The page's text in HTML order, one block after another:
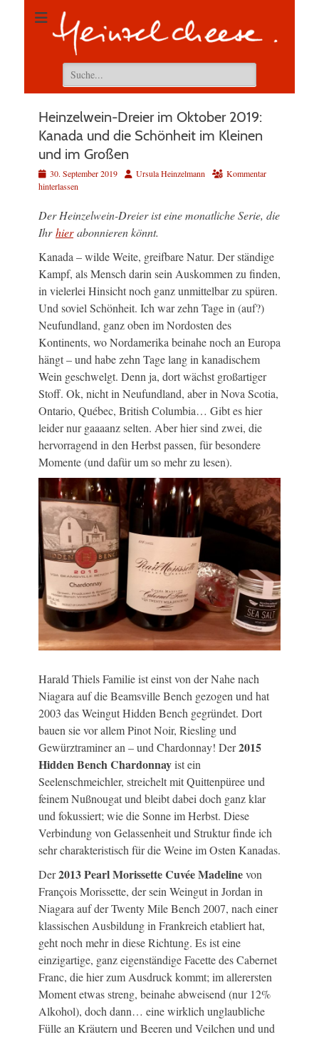
Suchen
nach:
Heinzelwein-Dreier im Oktober 2019:
Kanada und die Schönheit im Kleinen
und im Großen
Veröffentlicht
am
30. September 2019 AutorUrsula Heinzelmann
Kommentar
hinterlassen
Der Heinzelwein-Dreier ist eine monatliche Serie, die
Ihrhierabonnieren könnt.
Kanada – wilde Weite, greifbare Natur. Der ständige
Kampf, als Mensch darin sein Auskommen zu finden,
in vielerlei Hinsicht noch ganz unmittelbar zu spüren.
Und soviel Schönheit. Ich war zehn Tage in (auf?)
Neufundland, ganz oben im Nordosten des
Kontinents, wo Nordamerika beinahe noch an Europa
hängt – und habe zehn Tage lang in kanadischem
Wein geschwelgt. Denn ja, dort wächst großartiger
Stoff. Ok, nicht in Neufundland, aber in Nova Scotia,
Ontario, Québec, British Columbia… Gibt es hier
leider nur gaaaanz selten. Aber hier sind zwei, die
hervorragend in den Herbst passen, für besondere
Momente (und dafür um so mehr zu lesen).
Harald Thiels Familie ist einst von der Nahe nach
Niagara auf die Beamsville Bench gezogen und hat
2003 das Weingut Hidden Bench gegründet. Dort
bauen sie vor allem Pinot Noir, Riesling und
Gewürztraminer an – und Chardonnay! Der2015
Hidden Bench Chardonnayist ein
Seelenschmeichler, streichelt mit Quittenpüree und
feinem Nußnougat und bleibt dabei doch ganz klar
und fokussiert; wie die Sonne im Herbst. Diese
Verbindung von Gelassenheit und Struktur finde ich
sehr charakteristisch für die Weine im Osten Kanadas.
Der2013 Pearl Morissette Cuvée Madelinevon
François Morissette, der sein Weingut in Jordan in
Niagara auf der Twenty Mile Bench 2007, nach einer
klassischen Ausbildung in Frankreich etabliert hat,
geht noch mehr in diese Richtung. Es ist eine
einzigartige, ganz eigenständige Facette des Cabernet
Franc, die hier zum Ausdruck kommt; im allerersten
Moment etwas streng, beinahe abweisend (nur 12%
Alkohol), doch dann… eine wirklich unglaubliche
Fülle an Kräutern und Beeren und Veilchen und und